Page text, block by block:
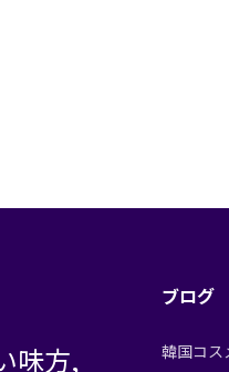
味方,
ブログ
韓国コス